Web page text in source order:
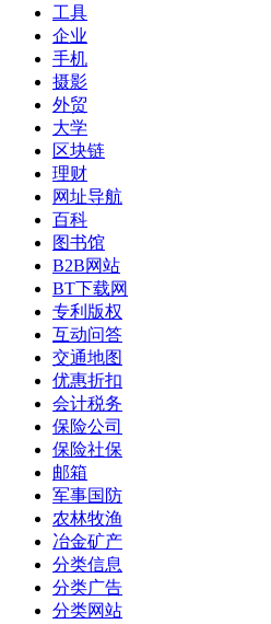
工具
企业
手机
摄影
外贸
大学
区块链
理财
网址导航
百科
图书馆
B2B网站
BT下载网
专利版权
互动问答
交通地图
优惠折扣
会计税务
保险公司
保险社保
邮箱
军事国防
农林牧渔
冶金矿产
分类信息
分类广告
分类网站